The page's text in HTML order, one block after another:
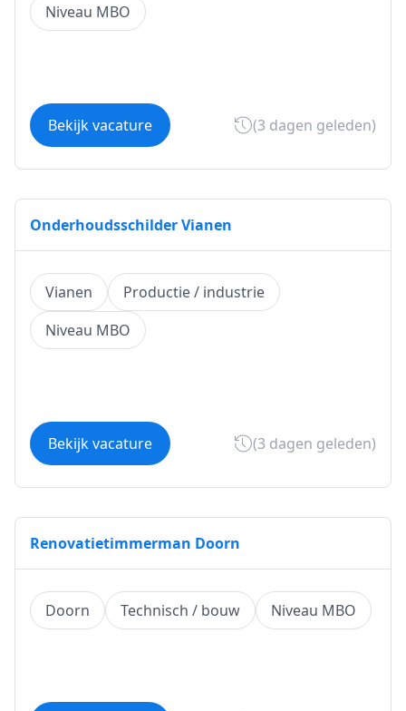
Niveau MBO
Bekijk vacature (3 dagen geleden)
Onderhoudsschilder Vianen
Vianen
Productie / industrie
Niveau MBO
Bekijk vacature (3 dagen geleden)
Renovatietimmerman Doorn
Doorn Technisch / bouw Niveau MBO